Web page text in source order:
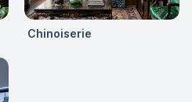
Chinoiserie